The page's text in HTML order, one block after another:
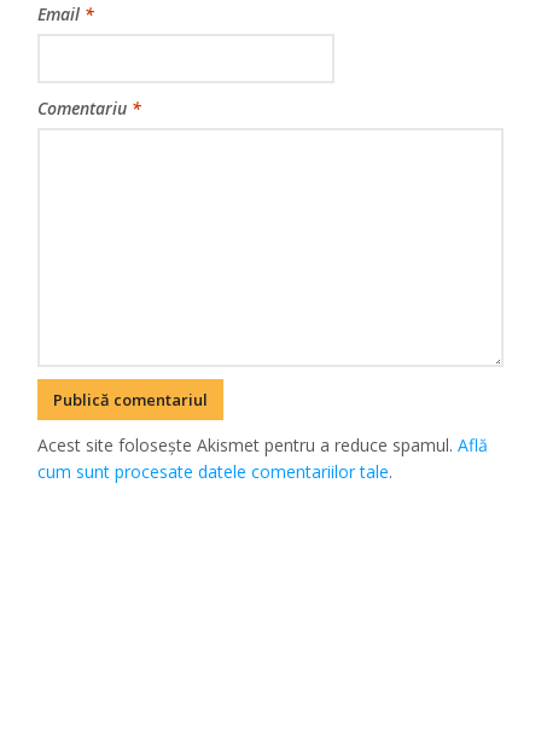
Email *
Comentariu *
Acest site folosește Akismet pentru a reduce spamul.Află
cum sunt procesate datele comentariilor tale.